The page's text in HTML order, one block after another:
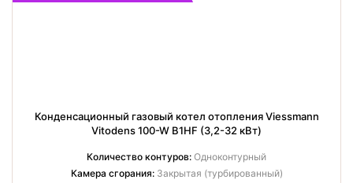
Конденсационный газовый котел отопления Viessmann
Vitodens 100-W B1HF (3,2-32 кВт)
Количество контуров: Одноконтурный
Камера сгорания:Закрытая (турбированный)